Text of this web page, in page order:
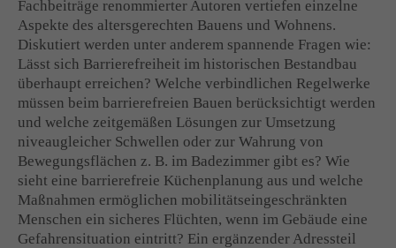
Fachbeiträge renommierter Autoren vertiefen einzelne
Aspekte des altersgerechten Bauens und Wohnens.
Diskutiert werden unter anderem spannende Fragen wie:
Lässt sich Barrierefreiheit im historischen Bestandbau
überhaupt erreichen? Welche verbindlichen Regelwerke
müssen beim barrierefreien Bauen berücksichtigt werden
und welche zeitgemäßen Lösungen zur Umsetzung
niveaugleicher Schwellen oder zur Wahrung von
Bewegungsflächen z. B. im Badezimmer gibt es? Wie
sieht eine barrierefreie Küchenplanung aus und welche
Maßnahmen ermöglichen mobilitätseingeschränkten
Menschen ein sicheres Flüchten, wenn im Gebäude eine
Gefahrensituation eintritt? Ein ergänzender Adressteil